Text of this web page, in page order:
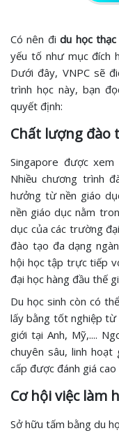
Có nên đi du học
yếu tố như mục đích
Dưới đây, VNPC sẽ
trình học này, bạn
quyết định:
Chất lượng đào
Singapore được
Nhiều chương trình
hưởng từ nền giáo
nền giáo dục nằm
dục của các trường
đào tạo đa dạng
hội học tập trực tiếp
đại học hàng đầu thế
Du học sinh còn có
lấy bằng tốt nghiệp
giới tại Anh, Mỹ,....
chuyên sâu, linh
cấp được đánh giá
Cơ hội việc làm
Sở hữu tấm bằng du